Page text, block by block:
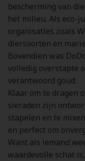
bescherming van
het milieu. Als eco-
organisaties zoals
diersoorten en
Bovendien was
volledig overstapte
verantwoord goud.
Klaar om te dragen
sieraden zijn
stapelen en te
en perfect om
Want als iemand
waardevolle schat